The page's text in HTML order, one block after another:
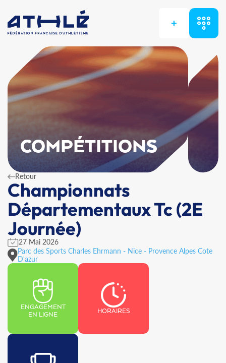
+
COMPÉTITIONS
Retour
Championnats
Départementaux Tc (2E
Journée)
27 Mai 2026
Parc des Sports Charles Ehrmann - Nice - Provence Alpes Cote
D'azur
ENGAGEMENT
EN LIGNE
HORAIRES